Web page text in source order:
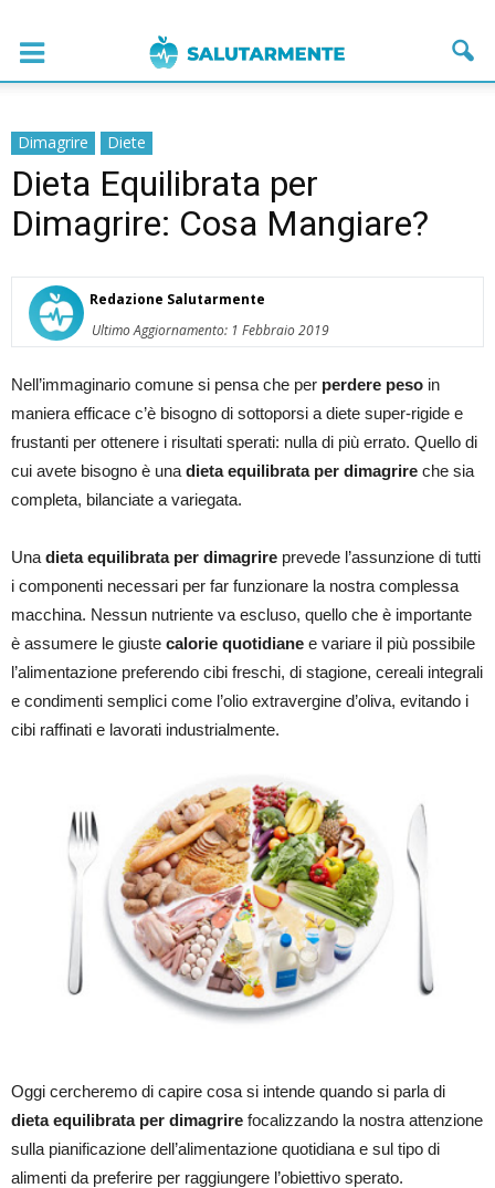
Dimagrire Diete
Dieta Equilibrata per
Dimagrire: Cosa Mangiare?
Redazione Salutarmente
Ultimo Aggiornamento: 1 Febbraio 2019
Nell’immaginario comune si pensa che per perdere peso in
maniera efficace c’è bisogno di sottoporsi a diete super-rigide e
frustanti per ottenere i risultati sperati: nulla di più errato. Quello di
cui avete bisogno è una dieta equilibrata per dimagrire che sia
completa, bilanciate a variegata.
Una dieta equilibrata per dimagrire prevede l’assunzione di tutti
i componenti necessari per far funzionare la nostra complessa
macchina. Nessun nutriente va escluso, quello che è importante
è assumere le giuste calorie quotidiane e variare il più possibile
l’alimentazione preferendo cibi freschi, di stagione, cereali integrali
e condimenti semplici come l’olio extravergine d’oliva, evitando i
cibi raffinati e lavorati industrialmente.
Oggi cercheremo di capire cosa si intende quando si parla di
dieta equilibrata per dimagrire focalizzando la nostra attenzione
sulla pianificazione dell’alimentazione quotidiana e sul tipo di
alimenti da preferire per raggiungere l’obiettivo sperato.